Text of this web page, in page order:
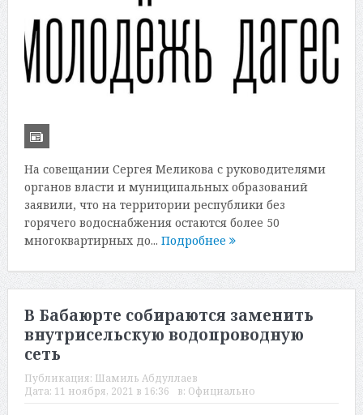
На совещании Сергея Меликова с руководителями
органов власти и муниципальных образований
заявили, что на территории республики без
горячего водоснабжения остаются более 50
многоквартирных до... Подробнее
В Бабаюрте собираются заменить
внутрисельскую водопроводную
сеть
Публикация: Шамиль Абдуллаев
Дата: 11 ноября, 2021 в 16:36 в: Официально